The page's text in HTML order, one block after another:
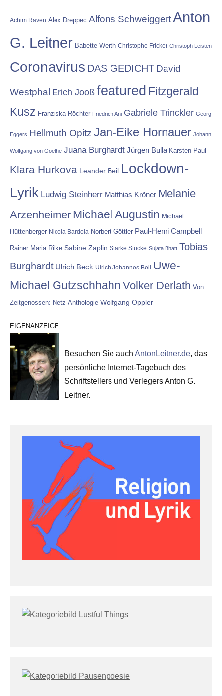
Achim Raven Alex Dreppec Alfons SchweiggertAnton
G. Leitner Babette Werth Christophe Fricker Christoph Leisten
Coronavirus DAS GEDICHT David
Westphal Erich Jooß featured Fitzgerald
Kusz Franziska Röchter Friedrich Ani Gabriele Trinckler Georg
Eggers Hellmuth Opitz Jan-Eike Hornauer Johann
Wolfgang von Goethe Juana Burghardt Jürgen Bulla Karsten Paul
Klara Hurkova Leander Beil Lockdown-
Lyrik Ludwig Steinherr Matthias Kröner Melanie
Arzenheimer Michael Augustin Michael
Hüttenberger Nicola Bardola Norbert Göttler Paul-Henri Campbell
Rainer Maria Rilke Sabine Zaplin Starke Stücke Sujata Bhatt Tobias
Burghardt Ulrich Beck Ulrich Johannes Beil Uwe-
Michael Gutzschhahn Volker Derlath Von
Zeitgenossen: Netz-Anthologie Wolfgang Oppler
EIGENANZEIGE
Besuchen Sie auch AntonLeitner.de, das
persönliche Internet-Tagebuch des
Schriftstellers und Verlegers Anton G.
Leitner.